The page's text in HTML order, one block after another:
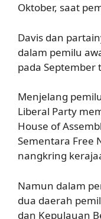
Oktober, saat
Davis dan
dalam pemilu
pada September
Menjelang
Liberal Party
House of
Sementara Free
nangkring
Namun dalam
dua daerah
dan Kepulauan